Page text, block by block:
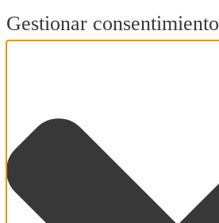
Gestionar consentimiento